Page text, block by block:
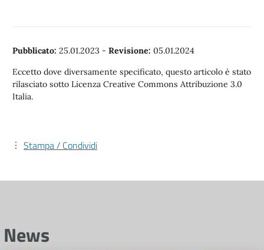
Pubblicato: 25.01.2023 - Revisione: 05.01.2024
Eccetto dove diversamente specificato, questo articolo è stato
rilasciato sotto Licenza Creative Commons Attribuzione 3.0
Italia.
Stampa / Condividi
News